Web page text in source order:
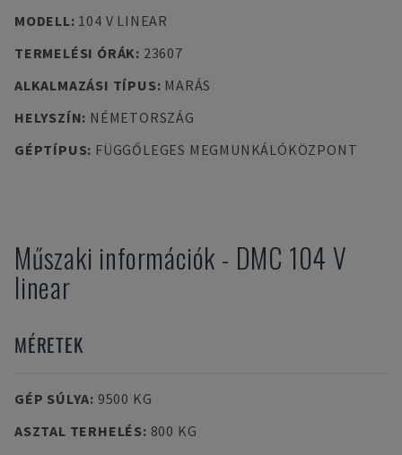
MODELL: 104 V LINEAR
TERMELÉSI ÓRÁK: 23607
ALKALMAZÁSI TÍPUS: MARÁS
HELYSZÍN: NÉMETORSZÁG
GÉPTÍPUS: FÜGGŐLEGES MEGMUNKÁLÓKÖZPONT
Műszaki információk - DMC 104 V
linear
MÉRETEK
GÉP SÚLYA: 9500 KG
ASZTAL TERHELÉS: 800 KG